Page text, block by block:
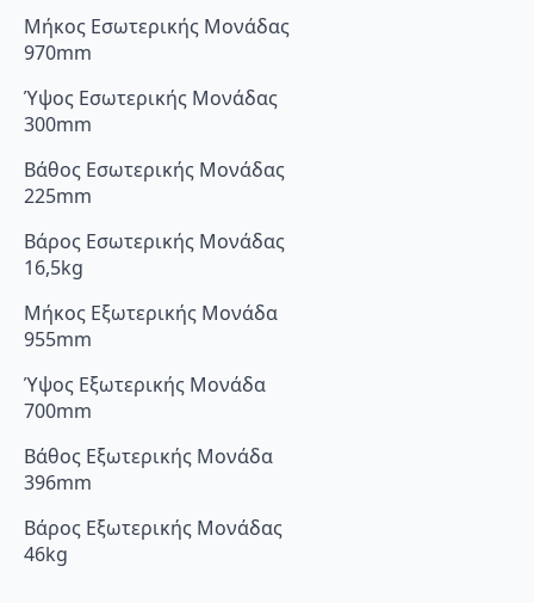
Μήκος Εσωτερικής Μονάδας
970mm
Ύψος Εσωτερικής Μονάδας
300mm
Βάθος Εσωτερικής Μονάδας
225mm
Βάρος Εσωτερικής Μονάδας
16,5kg
Μήκος Εξωτερικής Μονάδα
955mm
Ύψος Εξωτερικής Μονάδα
700mm
Βάθος Εξωτερικής Μονάδα
396mm
Βάρος Εξωτερικής Μονάδας
46kg